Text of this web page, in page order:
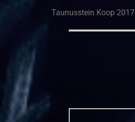
Taunusstein Koop 2017